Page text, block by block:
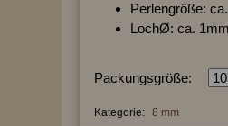
Perlengröße:
LochØ: ca. 1mm
Packungsgröße:
Kategorie: 8 mm